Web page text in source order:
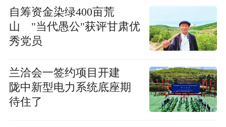
自筹资金染绿400亩荒
山 "当代愚公"获评甘肃优
秀党员
兰洽会一签约项目开建
陇中新型电力系统底座期
待住了